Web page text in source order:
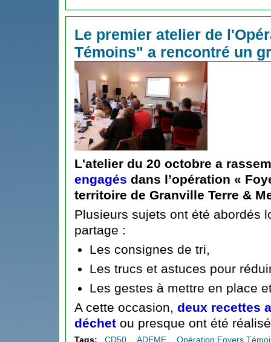
Le premier atelier de
Témoins" a rencontré un
L'atelier du 20 octobre a
engagés dans l’opération «
territoire de Granville Terre &
Plusieurs sujets ont été abordés
partage :
Les consignes de tri,
Les trucs et astuces pour
Les gestes à mettre en place
A cette occasion, deux recettes
déchet ou presque ont été
Tags: CD50 ADEME
Opération Foyers